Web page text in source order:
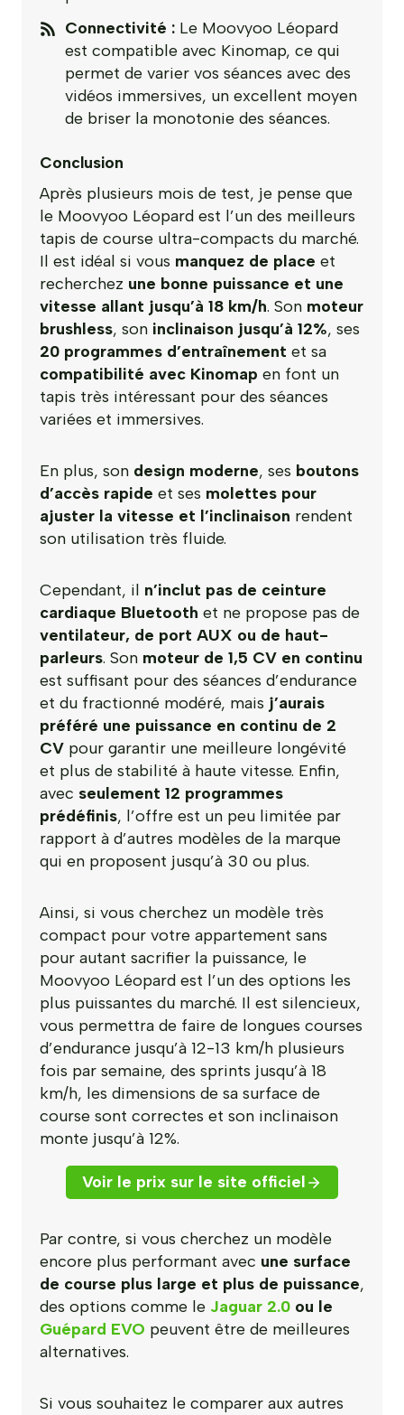
Connectivité : Le Moovyoo Léopard
est compatible avec Kinomap, ce qui
permet de varier vos séances avec des
vidéos immersives, un excellent moyen
de briser la monotonie des séances.
Conclusion
Après plusieurs mois de test, je pense que
le Moovyoo Léopard est l’un des meilleurs
tapis de course ultra-compacts du marché.
Il est idéal si vous manquez de place et
recherchez une bonne puissance et une
vitesse allant jusqu’à 18 km/h. Son moteur
brushless, son inclinaison jusqu’à 12%, ses
20 programmes d’entraînement et sa
compatibilité avec Kinomap en font un
tapis très intéressant pour des séances
variées et immersives.
En plus, son design moderne, ses boutons
d’accès rapide et ses molettes pour
ajuster la vitesse et l’inclinaison rendent
son utilisation très fluide.
Cependant, il n’inclut pas de ceinture
cardiaque Bluetooth et ne propose pas de
ventilateur, de port AUX ou de haut-
parleurs. Son moteur de 1,5 CV en continu
est suffisant pour des séances d’endurance
et du fractionné modéré, mais j’aurais
préféré une puissance en continu de 2
CV pour garantir une meilleure longévité
et plus de stabilité à haute vitesse. Enfin,
avec seulement 12 programmes
prédéfinis, l’offre est un peu limitée par
rapport à d’autres modèles de la marque
qui en proposent jusqu’à 30 ou plus.
Ainsi, si vous cherchez un modèle très
compact pour votre appartement sans
pour autant sacrifier la puissance, le
Moovyoo Léopard est l’un des options les
plus puissantes du marché. Il est silencieux,
vous permettra de faire de longues courses
d’endurance jusqu’à 12-13 km/h plusieurs
fois par semaine, des sprints jusqu’à 18
km/h, les dimensions de sa surface de
course sont correctes et son inclinaison
monte jusqu’à 12%.
Voir le prix sur le site officiel
Par contre, si vous cherchez un modèle
encore plus performant avec une surface
de course plus large et plus de puissance,
des options comme le Jaguar 2.0 ou le
Guépard EVO peuvent être de meilleures
alternatives.
Si vous souhaitez le comparer aux autres